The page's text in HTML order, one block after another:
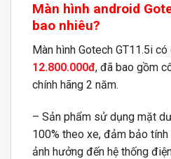
Màn hình android
bao nhiêu?
Màn hình Gotech GT11.5i
12.800.000đ, đã bao gồm
chính hãng 2 năm.
– Sản phẩm sử dụng mặt
100% theo xe, đảm bảo
ảnh hưởng đến hệ thống